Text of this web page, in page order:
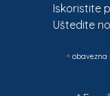
Iskoristite
Uštedite
*obavezna